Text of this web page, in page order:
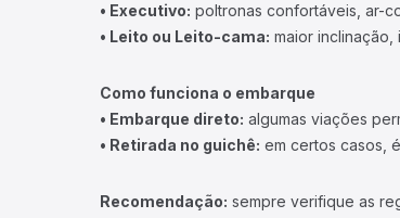
• Executivo: poltronas confortáveis, ar-
• Leito ou Leito-cama: maior
Como funciona o embarque
• Embarque direto: algumas viações
• Retirada no guichê: em certos casos,
Recomendação: sempre verifique as